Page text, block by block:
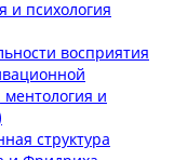
и психология
восприятия
и
структура